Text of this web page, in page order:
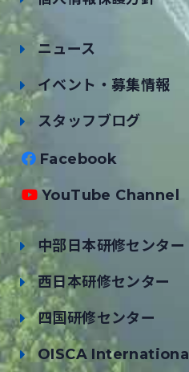
ニュース
イベント・募集情報
スタッフブログ
Facebook
YouTube Channel
中部日本研修センター
西日本研修センター
四国研修センター
OISCA International